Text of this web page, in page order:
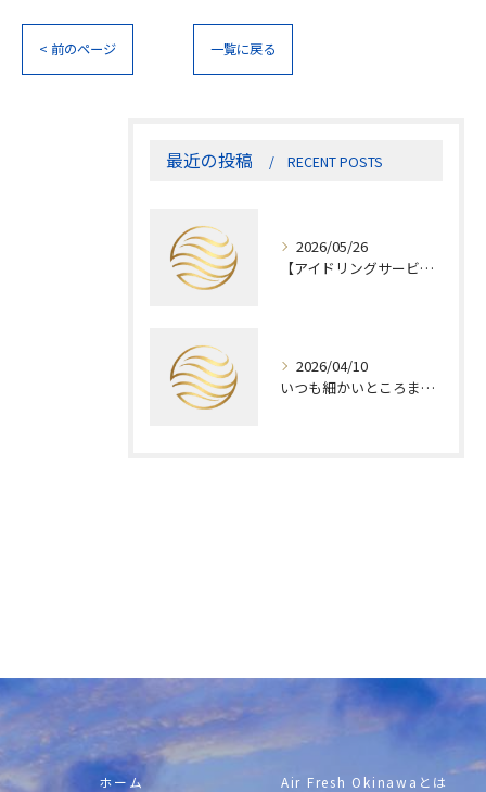
< 前のページ 一覧に戻る
最近の投稿 RECENT POSTS
2026/05/26
【アイドリングサービス終了のお知らせ】
2026/04/10
いつも細かいところまで作業していただきありがとうございます！
ホーム Air Fresh Okinawaとは